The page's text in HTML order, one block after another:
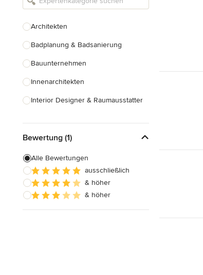
Architekten
Badplanung & Badsanierung
Bauunternehmen
Innenarchitekten
Interior Designer & Raumausstatter
Landschaftsarchitekten
Armaturen & Sanitärbedarf
Beleuchtung
Einbauschränke
Bewertung (1)
Alle Bewertungen
ausschließlich
& höher
& höher